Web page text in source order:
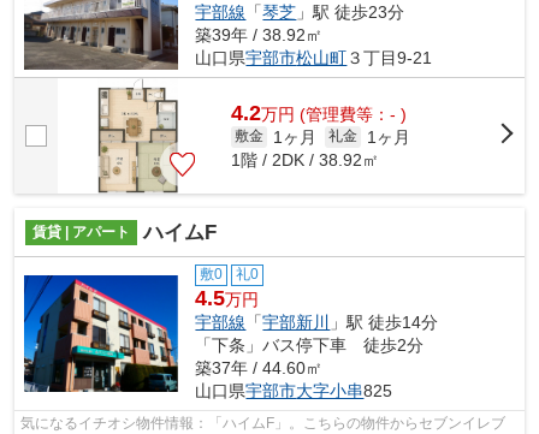
宇部線 「琴芝 」駅 徒歩23分
築39年 / 38.92㎡
山口県宇部市松山町３丁目9-21
4.2万円 (管理費等：- )
敷金 1ヶ月 礼金
1ヶ月
1階 / 2DK / 38.92㎡
賃貸 | アパート ハイムF
敷0 礼0
4.5万円
宇部線 「宇部新川
」駅 徒歩14分
「下条」バス停下車 徒歩2分
築37年 / 44.60㎡
山口県宇部市大字小串825
気になるイチオシ物件情報：「ハイムF」。こちらの物件からセブンイレブ